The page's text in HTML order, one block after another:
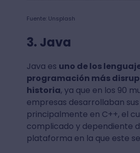
Fuente: Unsplash
3. Java
Java es uno de los
programación más
historia, ya que en los 90
empresas desarrollaban
principalmente en C++, el
complicado y dependiente
plataforma en la que este